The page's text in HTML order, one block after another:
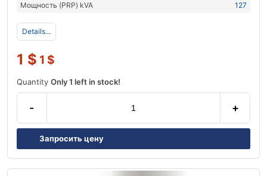
Мощность (PRP) kVA
127
Details...
1 $ 1 $
Quantity Only 1 left in stock!
- +
Запросить цену